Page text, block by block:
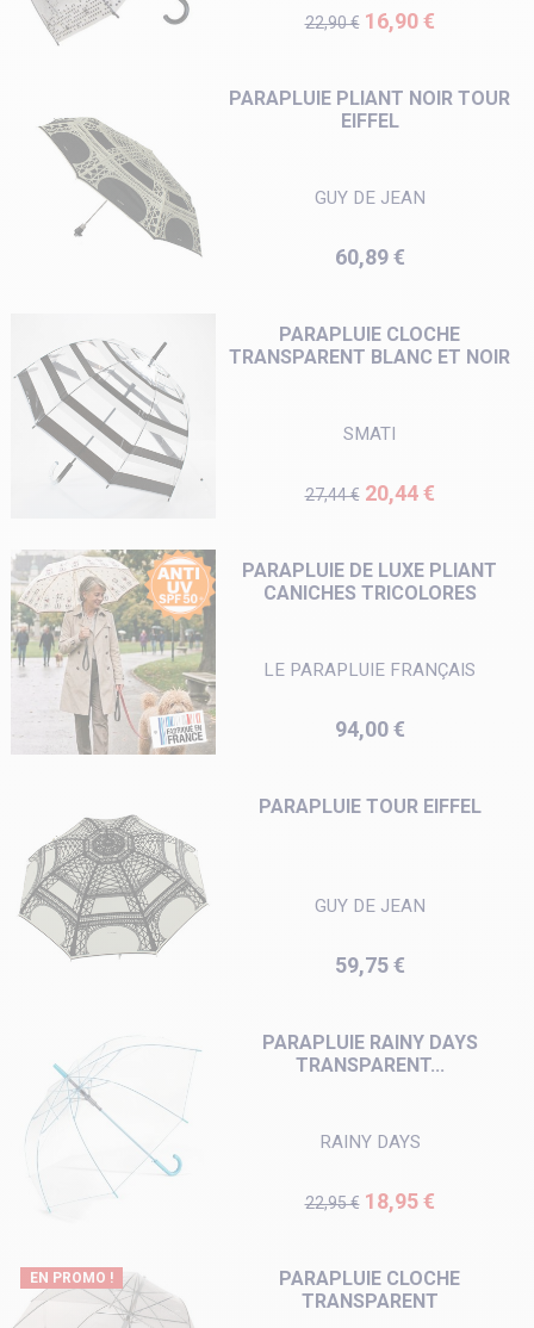
Prix de base
22,90 € Prix
16,90 €
PARAPLUIE PLIANT NOIR TOUR
EIFFEL
GUY DE JEAN
Prix
60,89 €
PARAPLUIE CLOCHE
TRANSPARENT BLANC ET NOIR
SMATI
Prix de base
27,44 € Prix
20,44 €
PARAPLUIE DE LUXE PLIANT
CANICHES TRICOLORES
LE PARAPLUIE FRANÇAIS
Prix
94,00 €
PARAPLUIE TOUR EIFFEL
GUY DE JEAN
Prix
59,75 €
PARAPLUIE RAINY DAYS
TRANSPARENT...
RAINY DAYS
Prix de base
22,95 € Prix
18,95 €
PARAPLUIE CLOCHE
TRANSPARENT
EN PROMO !